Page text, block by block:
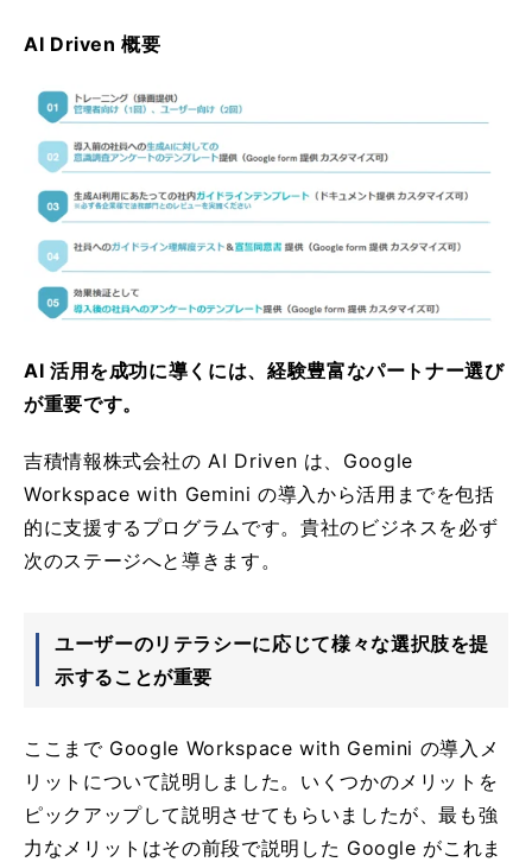
AI Driven 概要
AI 活用を成功に導くには、経験豊富なパートナー選び
が重要です。
吉積情報株式会社の AI Driven は、Google
Workspace with Gemini の導入から活用までを包括
的に支援するプログラムです。貴社のビジネスを必ず
次のステージへと導きます。
ユーザーのリテラシーに応じて様々な選択肢を提
示することが重要
ここまで Google Workspace with Gemini の導入メ
リットについて説明しました。いくつかのメリットを
ピックアップして説明させてもらいましたが、最も強
力なメリットはその前段で説明した Google がこれま